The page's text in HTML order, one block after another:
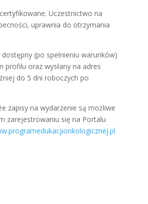
Uczestnictwo na
uprawnia do otrzymania
(po spełnieniu warunków)
profilu oraz wysłany na adres
do 5 dni roboczych po
zapisy na wydarzenie są możliwe
zarejestrowaniu się na Portalu